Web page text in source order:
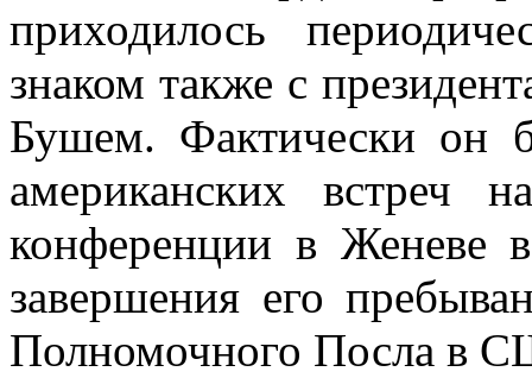
приходилось
знаком также с
Бушем. Фактически он
американских встреч
конференции в Женеве
завершения его
Полномочного Посла в